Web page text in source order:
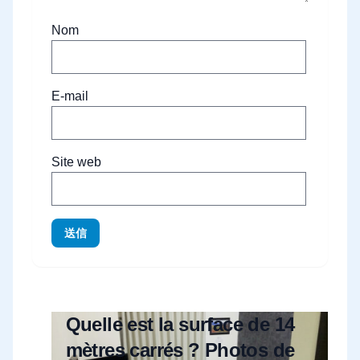
Nom
E-mail
Site web
送信
Quelle est la surface de 14
mètres carrés ? Photos de